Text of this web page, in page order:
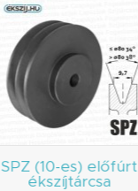
SPZ (10-es) előfúrt
ékszíjtárcsa